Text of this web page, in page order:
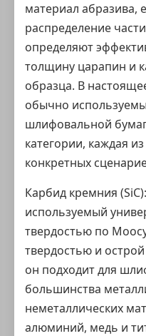
материал абразива,
распределение
определяют
толщину царапин и
образца. В
обычно
шлифовальной
категории, каждая
конкретных
Карбид кремния
используемый
твердостью по
твердостью и
он подходит для
большинства
неметаллических
алюминий, медь и